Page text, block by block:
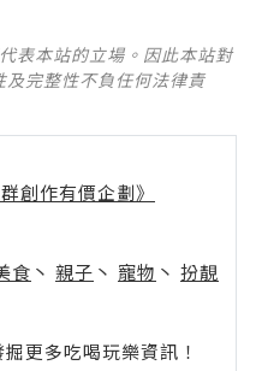
表本站的立場。因此本站對
完整性不負任何法律責
創作有價企劃》
食 丶 親子 丶 寵物 丶 扮靚
更多吃喝玩樂資訊！